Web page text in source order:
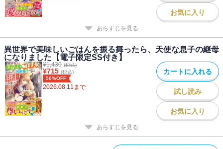
お気に入り
あらすじを見る
異世界で美味しいごはんを振る舞ったら、天使な息子の継母
になりました【電子限定SS付き】
¥1,430 (税込)
¥715 (税込)
50%OFF
2026.08.11 まで
カートに入れる
試し読み
お気に入り
あらすじを見る